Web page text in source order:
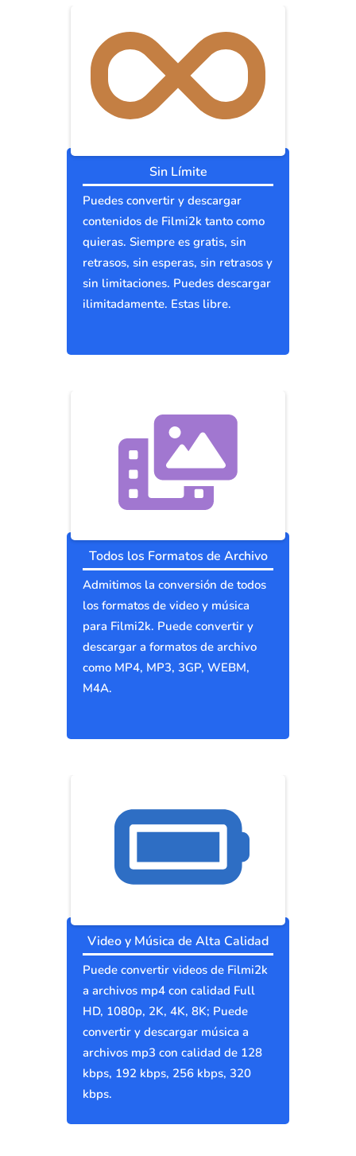
Sin Límite
Puedes convertir y descargar
contenidos de Filmi2k tanto como
quieras. Siempre es gratis, sin
retrasos, sin esperas, sin retrasos y
sin limitaciones. Puedes descargar
ilimitadamente. Estas libre.
Todos los Formatos de Archivo
Admitimos la conversión de todos
los formatos de video y música
para Filmi2k. Puede convertir y
descargar a formatos de archivo
como MP4, MP3, 3GP, WEBM,
M4A.
Video y Música de Alta Calidad
Puede convertir videos de Filmi2k
a archivos mp4 con calidad Full
HD, 1080p, 2K, 4K, 8K; Puede
convertir y descargar música a
archivos mp3 con calidad de 128
kbps, 192 kbps, 256 kbps, 320
kbps.